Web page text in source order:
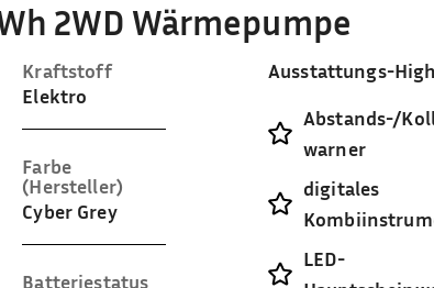
2WD Wärmepumpe
Kraftstoff
Elektro
Farbe
(Hersteller)
Cyber Grey
Batteriestatus
Ausstattungs-
Abstands-/
warner
digitales
LED-